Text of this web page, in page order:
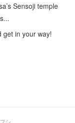
Sensoji temple
get in your way!